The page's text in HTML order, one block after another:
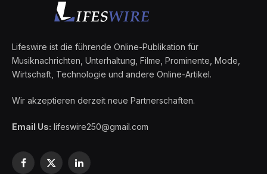
Lifeswire ist die führende Online-Publikation für
Musiknachrichten, Unterhaltung, Filme, Prominente, Mode,
Wirtschaft, Technologie und andere Online-Artikel.
Wir akzeptieren derzeit neue Partnerschaften.
Email Us: lifeswire250@gmail.com
Facebook
X
LinkedIn